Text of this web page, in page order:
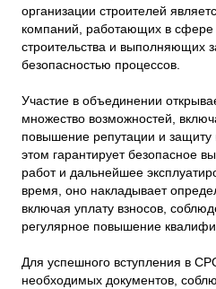
организации строителей
компаний, работающих в сфере
строительства и выполняющих
безопасностью процессов.
Участие в объединении
множество возможностей,
повышение репутации и защиту
этом гарантирует безопасное
работ и дальнейшее
время, оно накладывает
включая уплату взносов,
регулярное повышение
Для успешного вступления в
необходимых документов,